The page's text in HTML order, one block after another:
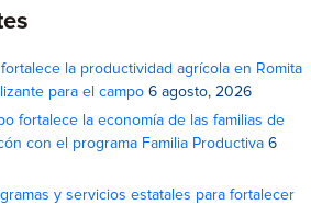
la productividad agrícola en Romita
para el campo 6 agosto, 2026
fortalece la economía de las familias de
con el programa Familia Productiva 6
y servicios estatales para fortalecer